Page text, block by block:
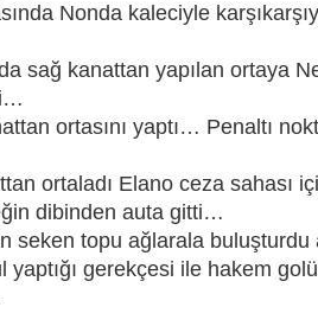
Nonda kaleciyle
sağ kanattan yapılan ortaya
ortasını yaptı… Penaltı
ortaladı Elano ceza sahası
dibinden auta gitti…
seken topu ağlarala buluşturdu
yaptığı gerekçesi ile hakem